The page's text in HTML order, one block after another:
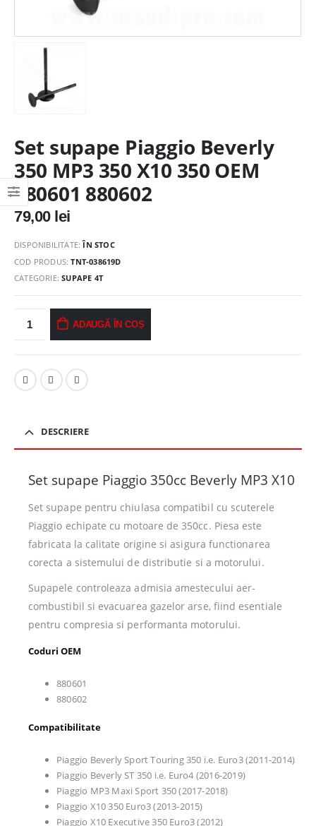
Set supape Piaggio Beverly
350 MP3 350 X10 350 OEM
880601 880602
79,00 lei
DISPONIBILITATE:ÎN STOC
COD PRODUS:TNT-038619D
CATEGORIE:SUPAPE 4T
ADAUGĂ ÎN COȘ
DESCRIERE
Set supape Piaggio 350cc Beverly MP3 X10
Set supape pentru chiulasa compatibil cu scuterele
Piaggio echipate cu motoare de 350cc. Piesa este
fabricata la calitate origine si asigura functionarea
corecta a sistemului de distributie si a motorului.
Supapele controleaza admisia amestecului aer-
combustibil si evacuarea gazelor arse, fiind esentiale
pentru compresia si performanta motorului.
Coduri OEM
880601
880602
Compatibilitate
Piaggio Beverly Sport Touring 350 i.e. Euro3 (2011-2014)
Piaggio Beverly ST 350 i.e. Euro4 (2016-2019)
Piaggio MP3 Maxi Sport 350 (2017-2018)
Piaggio X10 350 Euro3 (2013-2015)
Piaggio X10 Executive 350 Euro3 (2012)